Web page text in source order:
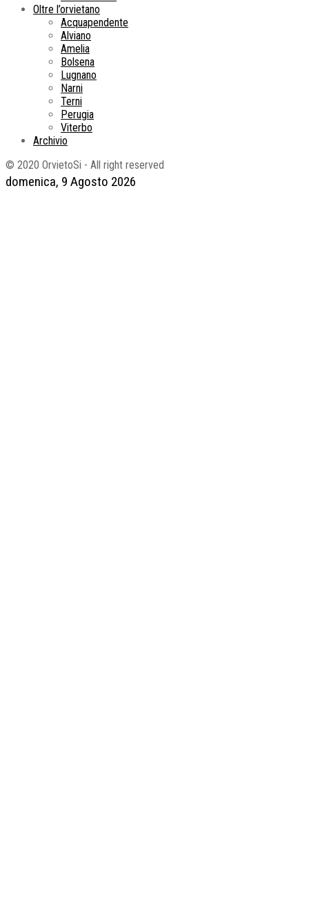
domenica, 9 Agosto 2026
Oltre l’orvietano
Acquapendente
Alviano
Amelia
Bolsena
Lugnano
Narni
Terni
Perugia
Viterbo
Archivio
© 2020 OrvietoSi - All right reserved